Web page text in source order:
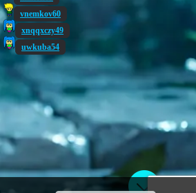
vnemkov60
xnqqxczy49
uwkuba54